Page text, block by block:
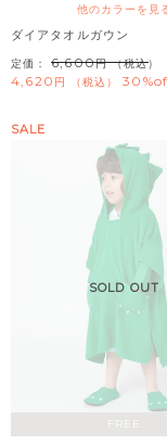
他のカラーを見
ダイアタオルガウン
定価： 6,600 （税込）
4,620 税込
FREE
SOLD OUT
SALE